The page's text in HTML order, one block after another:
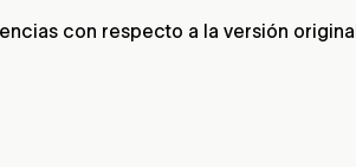
con respecto a la versión